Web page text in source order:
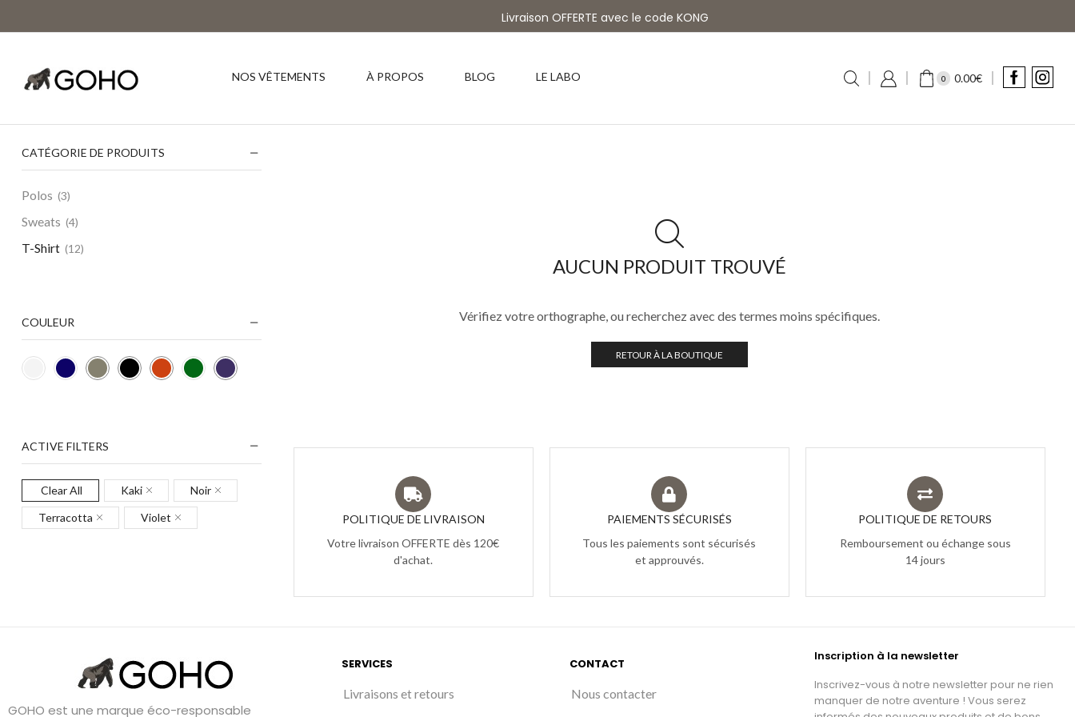
Livraison OFFERTE avec le code KONG
NOS VÊTEMENTS À PROPOS BLOG LE LABO 0 0.00€
AUCUN PRODUIT TROUVÉ
Vérifiez votre orthographe, ou recherchez avec des termes moins spécifiques.
RETOUR À LA BOUTIQUE
POLITIQUE DE LIVRAISON
Votre livraison OFFERTE dès 120€
d'achat.
PAIEMENTS SÉCURISÉS
Tous les paiements sont sécurisés
et approuvés.
POLITIQUE DE RETOURS
Remboursement ou échange sous
14 jours
CATÉGORIE DE PRODUITS
Polos (3)
Sweats (4)
T-Shirt (12)
COULEUR
ACTIVE FILTERS
Clear All Kaki
Noir
Terracotta
Violet
GOHO est une marque éco-responsable
SERVICES
Livraisons et retours
CONTACT
Nous contacter
Inscription à la newsletter
Inscrivez-vous à notre newsletter pour ne rien
manquer de notre aventure ! Vous serez